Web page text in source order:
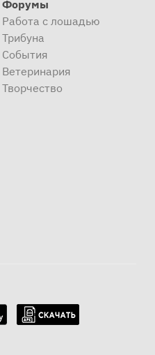
Форумы
Работа с лошадью
Трибуна
События
Ветеринария
Творчество